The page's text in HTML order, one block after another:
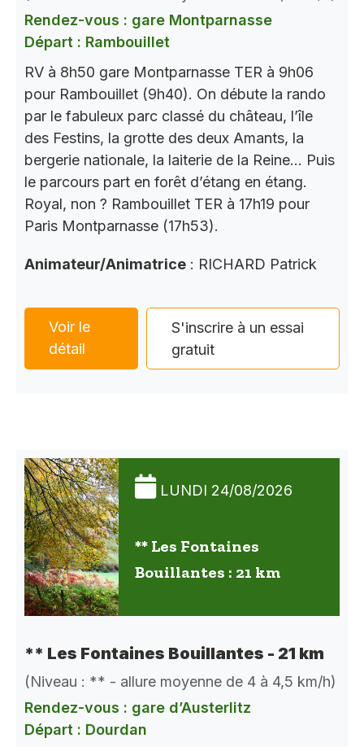
Rendez-vous : gare Montparnasse
Départ : Rambouillet
RV à 8h50 gare Montparnasse TER à 9h06
pour Rambouillet (9h40). On débute la rando
par le fabuleux parc classé du château, l’île
des Festins, la grotte des deux Amants, la
bergerie nationale, la laiterie de la Reine… Puis
le parcours part en forêt d’étang en étang.
Royal, non ? Rambouillet TER à 17h19 pour
Paris Montparnasse (17h53).
Animateur/Animatrice : RICHARD Patrick
Voir le
détail
S'inscrire à un essai
gratuit
LUNDI 24/08/2026
** Les Fontaines
Bouillantes : 21 km
** Les Fontaines Bouillantes - 21 km
(Niveau : ** - allure moyenne de 4 à 4,5 km/h)
Rendez-vous : gare d’Austerlitz
Départ : Dourdan